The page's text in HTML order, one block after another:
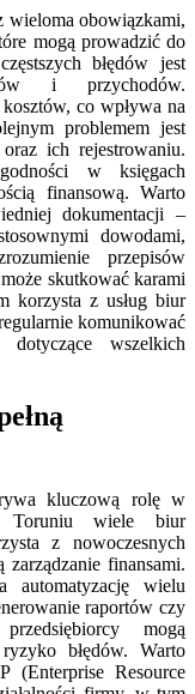
wieloma obowiązkami,
mogą prowadzić do
błędów jest
i przychodów.
co wpływa na
problemem jest
ich rejestrowaniu.
w księgach
finansową. Warto
dokumentacji –
dowodami,
przepisów
skutkować karami
korzysta z usług biur
komunikować
wszelkich
kluczową rolę w
Toruniu wiele biur
z nowoczesnych
finansami.
automatyzację wielu
raportów czy
mogą
błędów. Warto
(Enterprise Resource